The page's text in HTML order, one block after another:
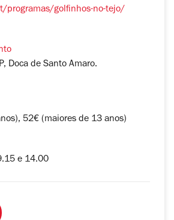
programas/golfinhos-no-tejo/
Doca de Santo Amaro.
52€ (maiores de 13 anos)
e 14.00